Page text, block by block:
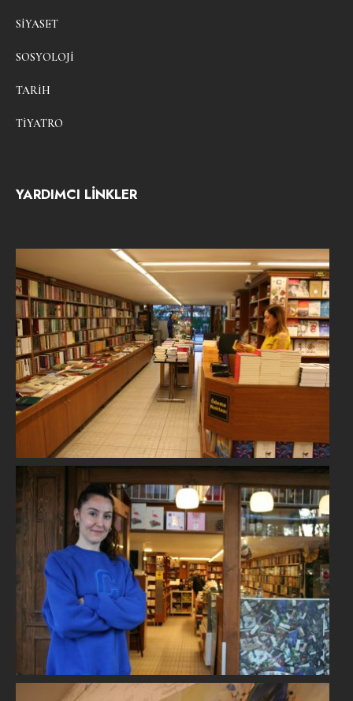
SIYASET
SOSYOLOJI
TARIH
TIYATRO
YARDIMCI LİNKLER